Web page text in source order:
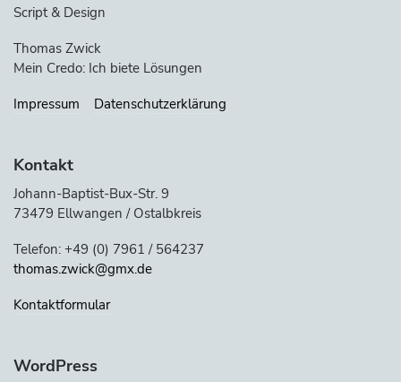
Script & Design
Thomas Zwick
Mein Credo: Ich biete Lösungen
Impressum
Datenschutzerklärung
Kontakt
Johann-Baptist-Bux-Str. 9
73479 Ellwangen / Ostalbkreis
Telefon: +49 (0) 7961 / 564237
thomas.zwick@gmx.de
Kontaktformular
WordPress